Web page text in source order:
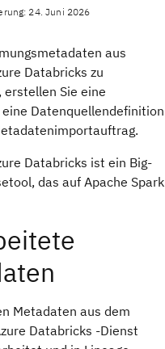
24. Juni 2026
aus
Databricks zu
Sie eine
eine Datenquellendefinition
Databricks ist ein Big-
das auf Apache Spark
Metadaten aus dem
Databricks -Dienst